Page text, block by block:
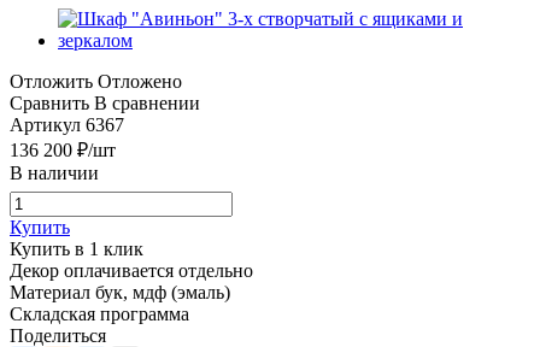
Отложить Отложено
Сравнить В сравнении
Артикул 6367
136 200 ₽/шт
В наличии
Купить
Купить в 1 клик
Декор оплачивается отдельно
Материал бук, мдф (эмаль)
Складская программа
Поделиться